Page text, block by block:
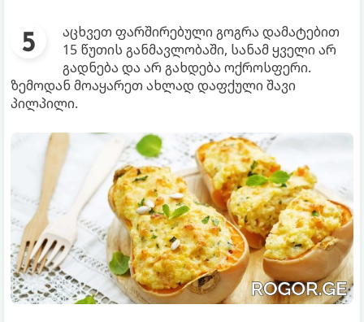
აცხვეთ ფარშირებული გოგრა დამატებით
15 წუთის განმავლობაში, სანამ ყველი არ
გადნება და არ გახდება ოქროსფერი.
ზემოდან მოაყარეთ ახლად დაფქული შავი
პილპილი.